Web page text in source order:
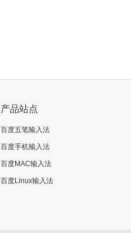
产品站点
百度五笔输入法
百度手机输入法
百度MAC输入法
百度Linux输入法